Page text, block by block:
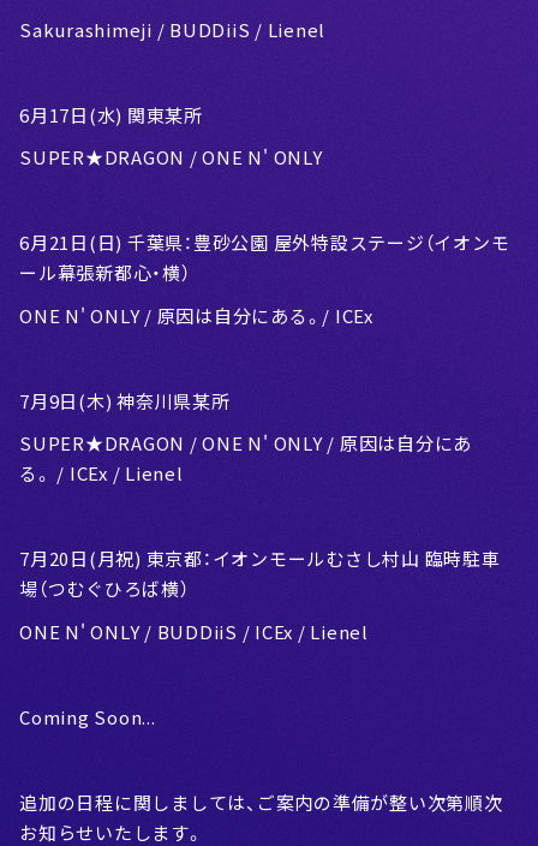
Sakurashimeji / BUDDiiS / Lienel
6月17日(水) 関東某所
SUPER★DRAGON / ONE N' ONLY
6月21日(日) 千葉県：豊砂公園 屋外特設ステージ（イオンモ
ール幕張新都心・横）
ONE N' ONLY / 原因は自分にある。/ ICEx
7月9日(木) 神奈川県某所
SUPER★DRAGON / ONE N' ONLY / 原因は自分にあ
る。 / ICEx / Lienel
7月20日(月祝) 東京都：イオンモールむさし村山 臨時駐車
場（つむぐひろば横）
ONE N' ONLY / BUDDiiS / ICEx / Lienel
Coming Soon...
追加の日程に関しましては、ご案内の準備が整い次第順次
お知らせいたします。